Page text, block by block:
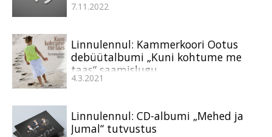
7.11.2022
Linnulennul: Kammerkoori Ootus
debüütalbumi „Kuni kohtume me
taas“ saamislugu
4.3.2021
Linnulennul: CD-albumi „Mehed ja
Jumal“ tutvustus